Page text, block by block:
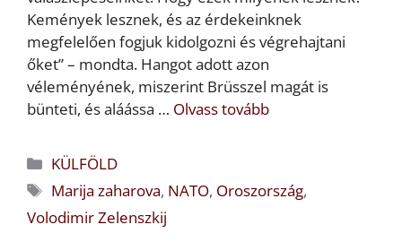
Kemények lesznek, és az érdekeinknek
megfelelően fogjuk kidolgozni és végrehajtani
őket” – mondta. Hangot adott azon
véleményének, miszerint Brüsszel magát is
bünteti, és aláássa … Olvass tovább
Kategória
KÜLFÖLD
Címkék
Marija zaharova, NATO, Oroszország,
Volodimir Zelenszkij